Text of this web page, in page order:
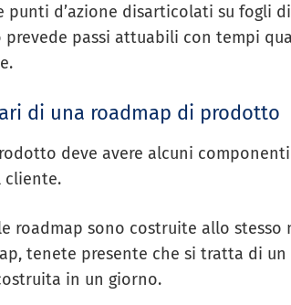
punti d’azione disarticolati su fogli
passi attuabili con tempi
di una roadmap di prodotto
deve avere alcuni
cliente.
roadmap sono costruite allo stesso
tenete presente che si tratta di
in un giorno.